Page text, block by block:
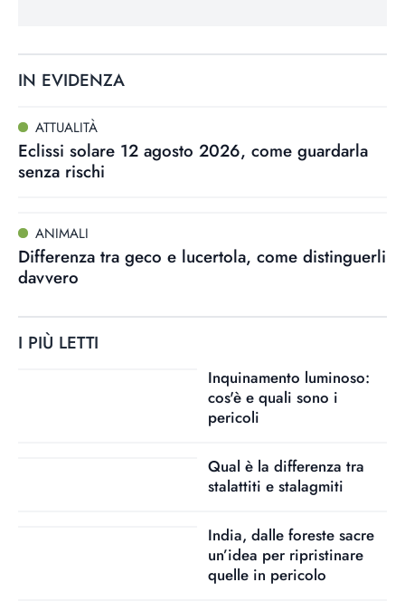
IN EVIDENZA
ATTUALITÀ
Eclissi solare 12 agosto 2026, come guardarla
senza rischi
ANIMALI
Differenza tra geco e lucertola, come distinguerli
davvero
I PIÙ LETTI
Inquinamento luminoso:
cos'è e quali sono i
pericoli
Qual è la differenza tra
stalattiti e stalagmiti
India, dalle foreste sacre
un’idea per ripristinare
quelle in pericolo